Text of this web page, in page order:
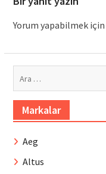
Yorum yapabilmek için
Markalar
Aeg
Altus